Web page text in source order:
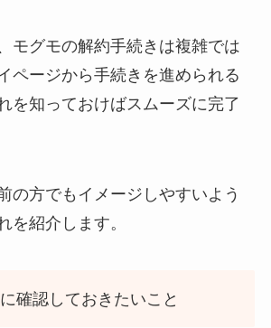
モグモの解約手続きは複雑では
ページから手続きを進められる
を知っておけばスムーズに完了
の方でもイメージしやすいよう
を紹介します。
確認しておきたいこと